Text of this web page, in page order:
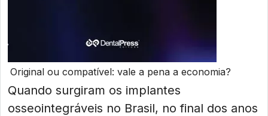
Original ou compatível: vale a pena a economia?
Quando surgiram os implantes
osseointegráveis no Brasil, no final dos anos